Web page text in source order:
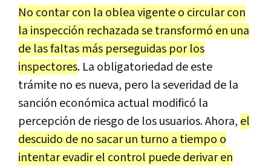
No contar con la oblea vigente o circular con
la inspección rechazada se transformó en una
de las faltas más perseguidas por los
inspectores. La obligatoriedad de este
trámite no es nueva, pero la severidad de la
sanción económica actual modificó la
percepción de riesgo de los usuarios. Ahora, el
descuido de no sacar un turno a tiempo o
intentar evadir el control puede derivar en